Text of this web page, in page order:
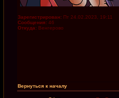
Зарегистрирован: Пт 24.02.2023, 19:11
Сообщения: 46
Откуда: Венгерово
Вернуться к началу